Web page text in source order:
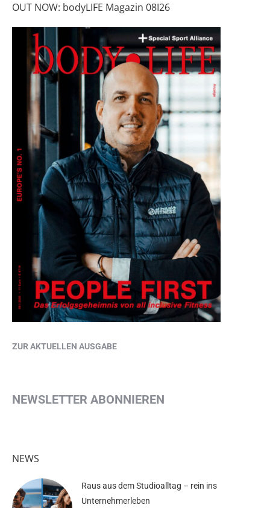
OUT NOW: bodyLIFE Magazin 08I26
ZUR AKTUELLEN AUSGABE
NEWSLETTER ABONNIEREN
NEWS
Raus aus dem Studioalltag – rein ins
Unternehmerleben